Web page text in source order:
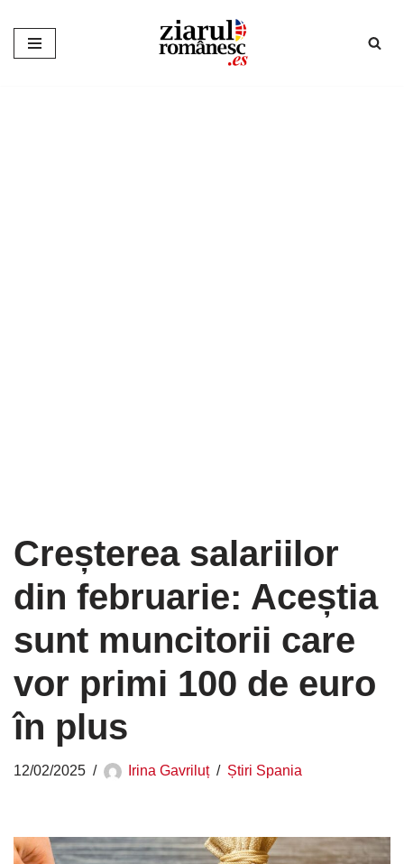
Sari
Creșterea salariilor
din februarie: Aceștia
sunt muncitorii care
vor primi 100 de euro
în plus
12/02/2025 Irina Gavriluț Știri Spania